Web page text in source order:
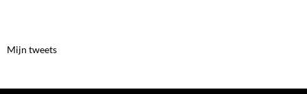
Mijn tweets